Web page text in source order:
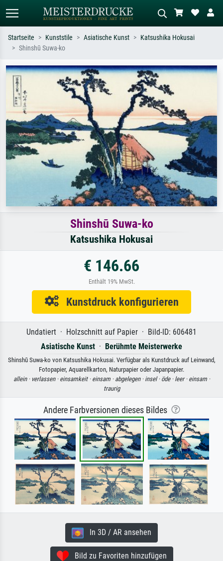
Suchen Sie nach Künstlern, Werktiteln
oder Stilen – z.B. Monet,
Sternennacht, Impressionismus, Welle
Beschreiben Sie die Szene – z.B. Grüne
Wiese, Abstrakt mit viel Rot, Dunkles
Ölgemälde, Stehender Akt neben einem
Baum.
Startseite Kunststile Asiatische Kunst
Katsushika Hokusai
Shinshū Suwa-ko
Shinshū Suwa-ko
Katsushika Hokusai
€ 146.66
Enthält 19% MwSt.
Kunstdruck konfigurieren
Undatiert · Holzschnitt auf Papier · Bild-ID: 606481
Asiatische Kunst · Berühmte Meisterwerke
Shinshū Suwa-ko von Katsushika Hokusai. Verfügbar als Kunstdruck auf Leinwand,
Fotopapier, Aquarellkarton, Naturpapier oder Japanpapier.
allein · verlassen · einsamkeit · einsam · abgelegen · insel · öde · leer · einsam ·
traurig
Andere Farbversionen dieses Bildes
In 3D / AR ansehen
Bild zu Favoriten hinzufügen